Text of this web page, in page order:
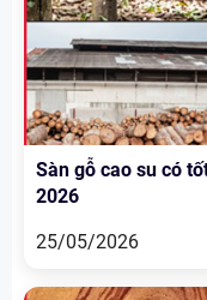
Sàn gỗ cao su có
2026
25/05/2026